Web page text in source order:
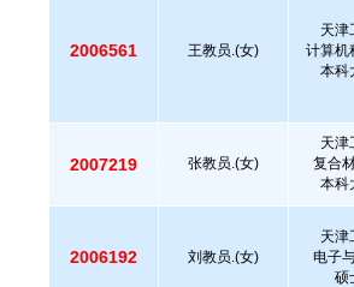
2006561 王教员.(女)
天津
计算机
本科
2007219 张教员.(女)
天津
复合
本科
2006192 刘教员.(女)
天津
电子
硕